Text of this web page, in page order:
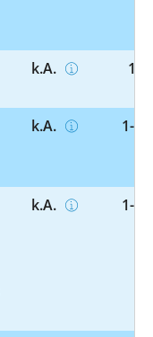
k.A. 1-
k.A. 1-
k.A. 1-